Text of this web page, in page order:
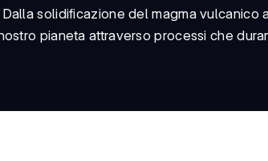
solidificazione del magma vulcanico
pianeta attraverso processi che